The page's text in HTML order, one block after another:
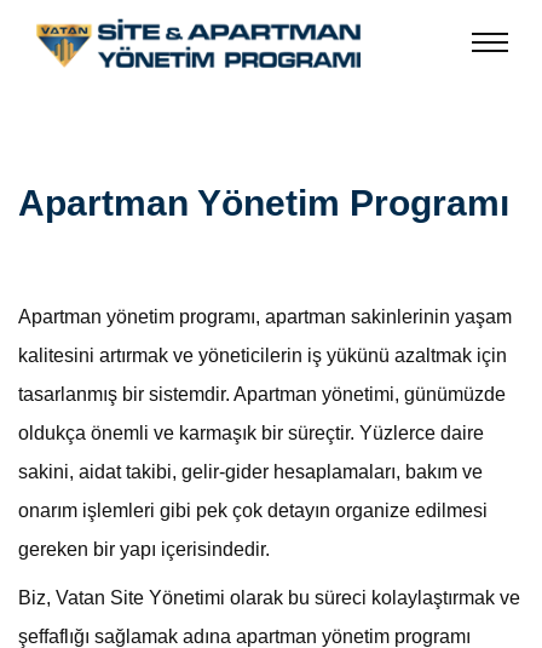
Apartman Yönetim Programı
Apartman yönetim programı, apartman sakinlerinin yaşam
kalitesini artırmak ve yöneticilerin iş yükünü azaltmak için
tasarlanmış bir sistemdir. Apartman yönetimi, günümüzde
oldukça önemli ve karmaşık bir süreçtir. Yüzlerce daire
sakini, aidat takibi, gelir-gider hesaplamaları, bakım ve
onarım işlemleri gibi pek çok detayın organize edilmesi
gereken bir yapı içerisindedir.
Biz, Vatan Site Yönetimi olarak bu süreci kolaylaştırmak ve
şeffaflığı sağlamak adına apartman yönetim programı